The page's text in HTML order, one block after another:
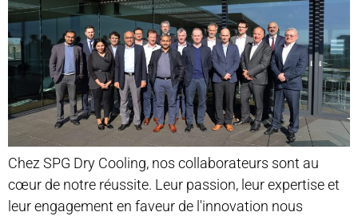
Chez SPG Dry Cooling, nos collaborateurs sont au
cœur de notre réussite. Leur passion, leur expertise et
leur engagement en faveur de l'innovation nous